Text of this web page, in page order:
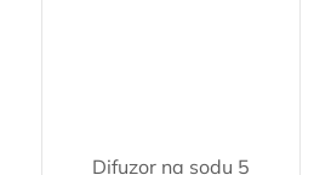
Difuzor na sodu 5